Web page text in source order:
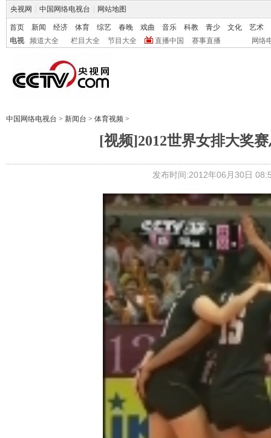
央视网 中国网络电视台 网站地图
首页 新闻 经济 体育 综艺 春晚 戏曲 音乐 科教 青少 文化
艺术
电视
频道大全 栏目大全 节目大全 直播中国 赛事直播 网络
中国网络电视台 > 新闻台 > 体育视频 >
[视频]2012世界女排大奖
发布时间:2012年06月30日